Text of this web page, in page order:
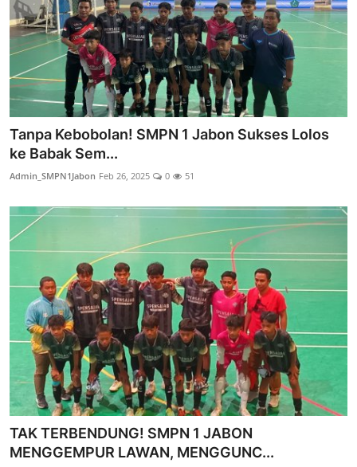
Tanpa Kebobolan! SMPN 1 Jabon Sukses Lolos
ke Babak Sem...
Admin_SMPN1Jabon Feb 26, 2025 0 51
TAK TERBENDUNG! SMPN 1 JABON
MENGGEMPUR LAWAN, MENGGUNC...